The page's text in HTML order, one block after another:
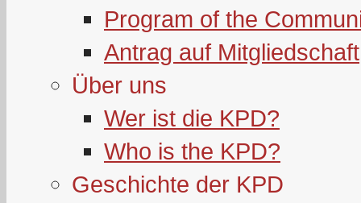
Program of the
Antrag auf Mitgliedschaft
Über uns
Wer ist die KPD?
Who is the KPD?
Geschichte der KPD